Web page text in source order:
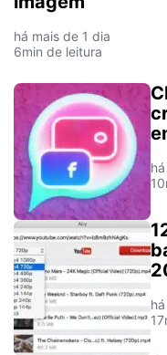
há mais de 1 dia
6min de leitura